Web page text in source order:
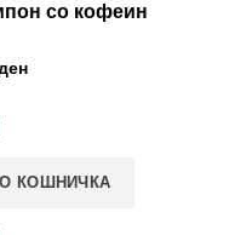
со кофеин
КОШНИЧКА